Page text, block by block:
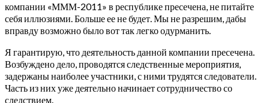
компании «МММ-2011» в республике пресечена, не питайте
себя иллюзиями. Больше ее не будет. Мы не разрешим, дабы
вправду возможно было вот так легко одурманить.
Я гарантирую, что деятельность данной компании пресечена.
Возбуждено дело, проводятся следственные мероприятия,
задержаны наиболее участники, с ними трудятся следователи.
Часть из них уже деятельно начинает сотрудничество со
следствием.